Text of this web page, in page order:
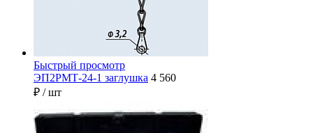
Быстрый просмотр
ЭП2РМТ-24-1 заглушка 4 560
₽ / шт